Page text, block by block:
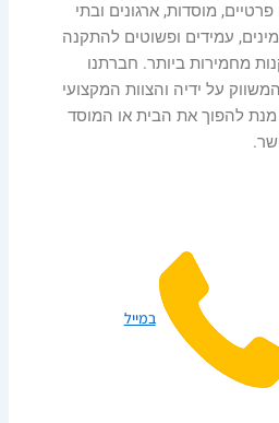
מוסדות, ארגונים ובתי
עמידים ופשוטים להתקנה
מחמירות ביותר. חברתנו
על ידיה והצוות המקצועי
להפוך את הבית או המוסד
במייל